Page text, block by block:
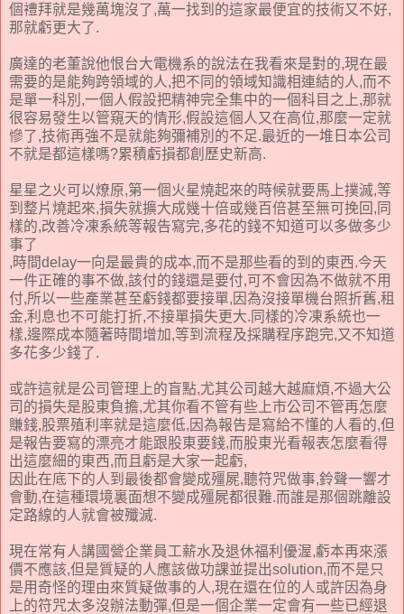
個禮拜就是幾萬塊沒了,萬一找到的這家最便宜的技術又不好,
那就虧更大了.
廣達的老董說他恨台大電機系的說法在我看來是對的,現在最
需要的是能夠跨領域的人,把不同的領域知識相連結的人,而不
是單一科別,一個人假設把精神完全集中的一個科目之上,那就
很容易發生以管窺天的情形,假設這個人又在高位,那麼一定就
慘了,技術再強不是就能夠彌補別的不足.最近的一堆日本公司
不就是都這樣嗎?累積虧損都創歷史新高.
星星之火可以燎原,第一個火星燒起來的時候就要馬上撲滅,等
到整片燒起來,損失就擴大成幾十倍或幾百倍甚至無可挽回,同
樣的,改善冷凍系統等報告寫完,多花的錢不知道可以多做多少
事了
,時間delay一向是最貴的成本,而不是那些看的到的東西.今天
一件正確的事不做,該付的錢還是要付,可不會因為不做就不用
付,所以一些產業甚至虧錢都要接單,因為沒接單機台照折舊,租
金,利息也不可能打折,不接單損失更大.同樣的冷凍系統也一
樣,邊際成本隨著時間增加,等到流程及採購程序跑完,又不知道
多花多少錢了.
或許這就是公司管理上的盲點,尤其公司越大越麻煩,不過大公
司的損失是股東負擔,尤其你看不管有些上市公司不管再怎麼
賺錢,股票殖利率就是這麼低,因為報告是寫給不懂的人看的,但
是報告要寫的漂亮才能跟股東要錢,而股東光看報表怎麼看得
出這麼細的東西,而且虧是大家一起虧,
因此在底下的人到最後都會變成殭屍,聽符咒做事,鈴聲一響才
會動,在這種環境裏面想不變成殭屍都很難.而誰是那個跳離設
定路線的人就會被殲滅.
現在常有人講國營企業員工薪水及退休福利優渥,虧本再來漲
價不應該,但是質疑的人應該做功課並提出solution,而不是只
是用奇怪的理由來質疑做事的人,現在還在位的人或許因為身
上的符咒太多沒辦法動彈,但是一個企業一定會有一些已經退